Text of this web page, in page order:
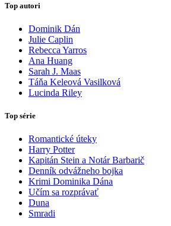
Top autori
Dominik Dán
Julie Caplin
Rebecca Yarros
Ana Huang
Sarah J. Maas
Táňa Keleová Vasilková
Lucinda Riley
Top série
Romantické úteky
Harry Potter
Kapitán Stein a Notár Barbarič
Denník odvážneho bojka
Krimi Dominika Dána
Učím sa rozprávať
Duna
Smradi